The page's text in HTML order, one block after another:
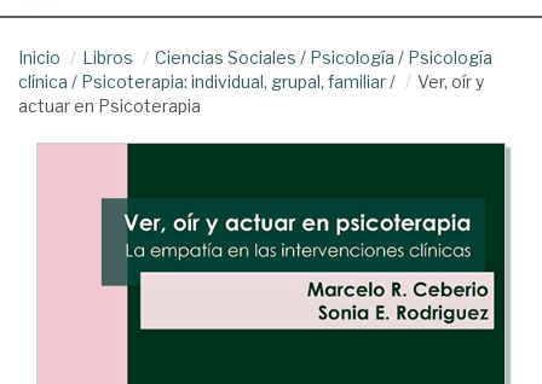
Inicio Libros Ciencias Sociales / Psicología / Psicología
clínica / Psicoterapia: individual, grupal, familiar/
Ver, oír y
actuar en Psicoterapia